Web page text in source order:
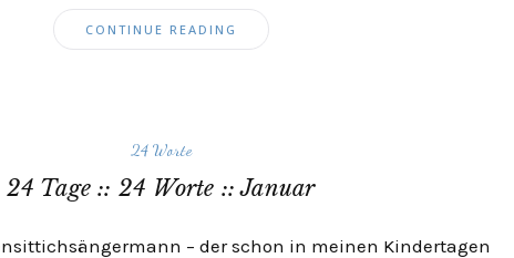
CONTINUE READING
24 Worte
24 Tage :: 24 Worte :: Januar
– der schon in meinen Kindertagen